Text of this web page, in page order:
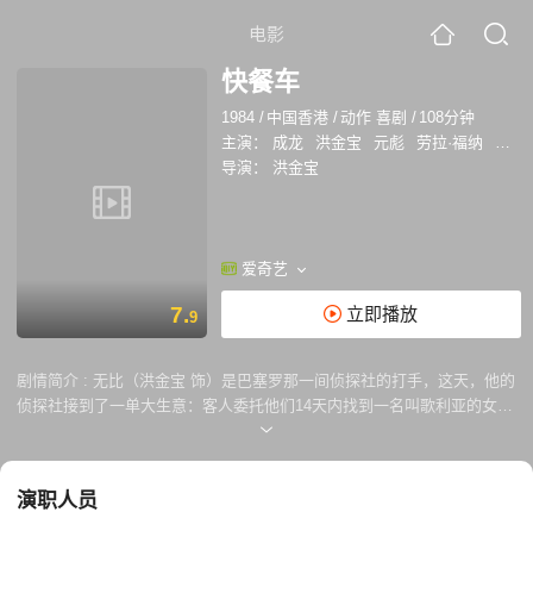
电影
7.9
快餐车
1984 / 中国香港 / 动作 喜剧 / 108分钟
主演：
成龙 洪金宝 元彪 劳拉·福纳
张冲
导演：
洪金宝
爱奇艺
立即播放
剧情简介 : 无比（洪金宝 饰）是巴塞罗那一间侦探社的打手，这天，他的
侦探社接到了一单大生意：客人委托他们14天内找到一名叫歌利亚的女子
和她的女儿施维亚。因为侦探社的社长侦探在外躲债，而无比又不想眼白
亚原来是当地一名富豪伯爵的千金，伯爵已经去世，如果找不到她或者她
演职人员